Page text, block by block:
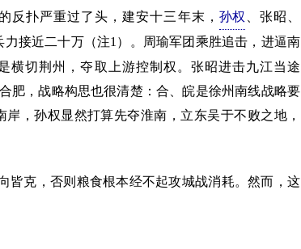
反扑严重过了头，建安十三年末， 孙权 、张昭、
力接近二十万（注1）。周瑜军团乘胜追击，进逼南
横切荆州，夺取上游控制权。张昭进击九江当途
肥，战略构思也很清楚：合、皖是徐州南线战略要
岸，孙权显然打算先夺淮南，立东吴于不败之地，
克，否则粮食根本经不起攻城战消耗。然而，这